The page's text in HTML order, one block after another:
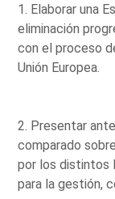
1. Elaborar una
eliminación
con el proceso
Unión Europea.
2. Presentar
comparado
por los distintos
para la gestión,